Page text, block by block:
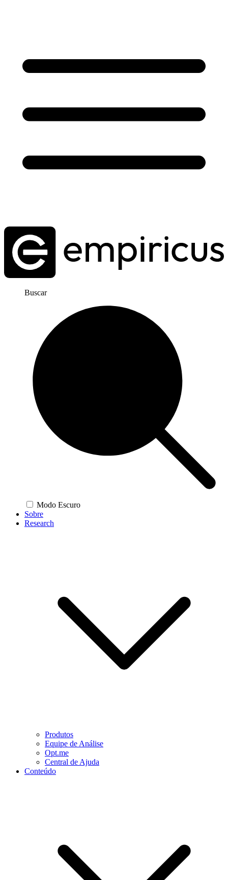
Buscar
Modo Escuro
Sobre
Research
Produtos
Equipe de Análise
Opt.me
Central de Ajuda
Conteúdo